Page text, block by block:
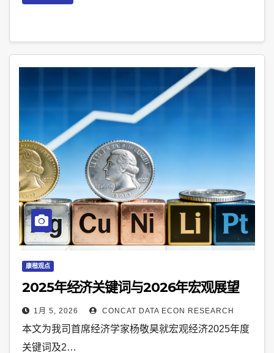
康楷观点
2025年经济关键词与2026年宏观展望
1月 5, 2026 CONCAT DATA ECON RESEARCH
本文为我司首席经济学家杨敬昊就宏观经济2025年度
关键词及2…